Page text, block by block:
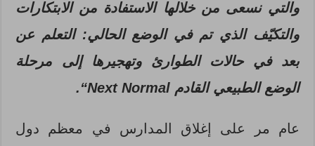
والتي نسعى من خلالها الاستفادة من الابتكارات
والتكيّف الذي تم في الوضع الحالي: التعلم عن
بعد في حالات الطوارئ وتهجيرها إلى مرحلة
الوضع الطبيعي القادمNext Normal
“.
عام مر على إغلاق المدارس في معظم دول